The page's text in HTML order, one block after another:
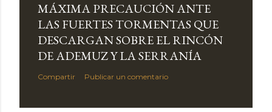
MÁXIMA PRECAUCIÓN ANTE
LAS FUERTES TORMENTAS QUE
DESCARGAN SOBRE EL RINCÓN
DE ADEMUZ Y LA SERRANÍA
Compartir Publicar un comentario